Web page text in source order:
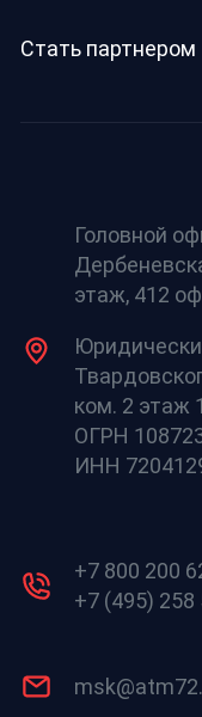
Стать партнером
Головной
этаж, 412
ком. 2 этаж
ОГРН
ИНН
+7 800 200
+7 (495) 258